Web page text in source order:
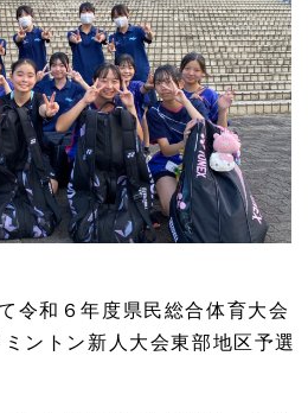
令和６年度県民総合体育大会
ントン新人大会東部地区予選